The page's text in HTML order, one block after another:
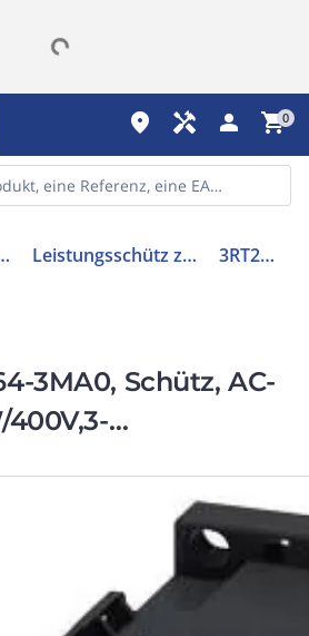
place handyman person shopping_cart0
Relais Leistungsschütz zum Schalten von Wechselstrom 3RT20171CK643MA0
3MA0, Schütz, AC-
400V,3-